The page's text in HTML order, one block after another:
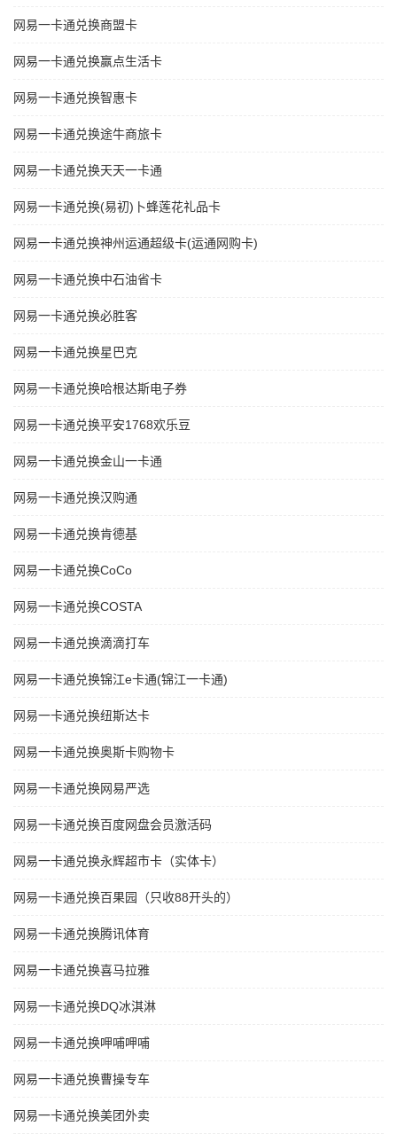
网易一卡通兑换商盟卡
网易一卡通兑换赢点生活卡
网易一卡通兑换智惠卡
网易一卡通兑换途牛商旅卡
网易一卡通兑换天天一卡通
网易一卡通兑换(易初)卜蜂莲花礼品卡
网易一卡通兑换神州运通超级卡(运通网购卡)
网易一卡通兑换中石油省卡
网易一卡通兑换必胜客
网易一卡通兑换星巴克
网易一卡通兑换哈根达斯电子券
网易一卡通兑换平安1768欢乐豆
网易一卡通兑换金山一卡通
网易一卡通兑换汉购通
网易一卡通兑换肯德基
网易一卡通兑换CoCo
网易一卡通兑换COSTA
网易一卡通兑换滴滴打车
网易一卡通兑换锦江e卡通(锦江一卡通)
网易一卡通兑换纽斯达卡
网易一卡通兑换奥斯卡购物卡
网易一卡通兑换网易严选
网易一卡通兑换百度网盘会员激活码
网易一卡通兑换永辉超市卡（实体卡）
网易一卡通兑换百果园（只收88开头的）
网易一卡通兑换腾讯体育
网易一卡通兑换喜马拉雅
网易一卡通兑换DQ冰淇淋
网易一卡通兑换呷哺呷哺
网易一卡通兑换曹操专车
网易一卡通兑换美团外卖